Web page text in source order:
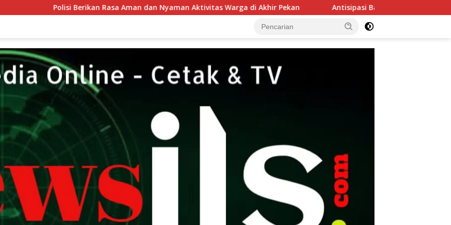
Rasa Aman dan Nyaman Aktivitas Warga di Akhir Pekan Antisipasi Balap Liar, Polsek Buduran Masifkan Patroli